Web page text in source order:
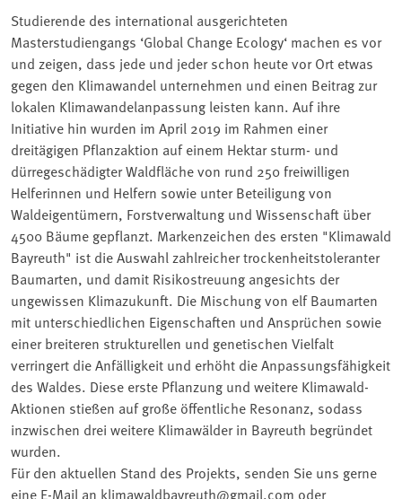
Studierende des international ausgerichteten
Masterstudiengangs ‘Global Change Ecology‘ machen es vor
und zeigen, dass jede und jeder schon heute vor Ort etwas
gegen den Klimawandel unternehmen und einen Beitrag zur
lokalen Klimawandelanpassung leisten kann. Auf ihre
Initiative hin wurden im April 2019 im Rahmen einer
dreitägigen Pflanzaktion auf einem Hektar sturm- und
dürregeschädigter Waldfläche von rund 250 freiwilligen
Helferinnen und Helfern sowie unter Beteiligung von
Waldeigentümern, Forstverwaltung und Wissenschaft über
4500 Bäume gepflanzt. Markenzeichen des ersten "Klimawald
Bayreuth" ist die Auswahl zahlreicher trockenheitstoleranter
Baumarten, und damit Risikostreuung angesichts der
ungewissen Klimazukunft. Die Mischung von elf Baumarten
mit unterschiedlichen Eigenschaften und Ansprüchen sowie
einer breiteren strukturellen und genetischen Vielfalt
verringert die Anfälligkeit und erhöht die Anpassungsfähigkeit
des Waldes. Diese erste Pflanzung und weitere Klimawald-
Aktionen stießen auf große öffentliche Resonanz, sodass
inzwischen drei weitere Klimawälder in Bayreuth begründet
wurden.
Für den aktuellen Stand des Projekts, senden Sie uns gerne
eine E-Mail an klimawaldbayreuth@gmail.com oder